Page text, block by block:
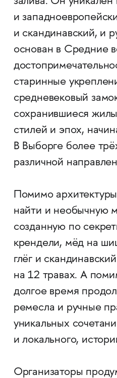
и
и скандинавский, и
основан в Средние
старинные
средневековый
сохранившиеся
стилей и эпох,
В Выборге более
различной
Помимо
найти и необычную
созданную по
крендели, мёд на
глёг и
на 12 травах. А
долгое время
ремесла и ручные
уникальных
и локального,
Организаторы